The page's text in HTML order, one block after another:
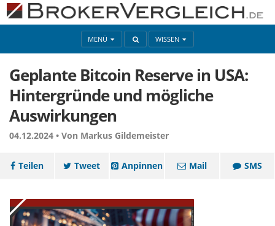
MENÜ WISSEN
Geplante Bitcoin Reserve in USA:
Hintergründe und mögliche
Auswirkungen
04.12.2024 • Von Markus Gildemeister
Teilen Tweet Anpinnen Mail SMS